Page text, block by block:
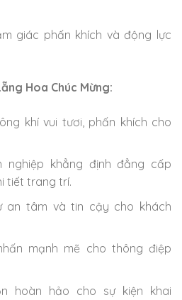
giác phấn khích và động lực
Hoa Chúc Mừng:
khí vui tươi, phấn khích cho
nghiệp khẳng định đẳng cấp
tiết trang trí.
an tâm và tin cậy cho khách
mạnh mẽ cho thông điệp
hoàn hảo cho sự kiện khai